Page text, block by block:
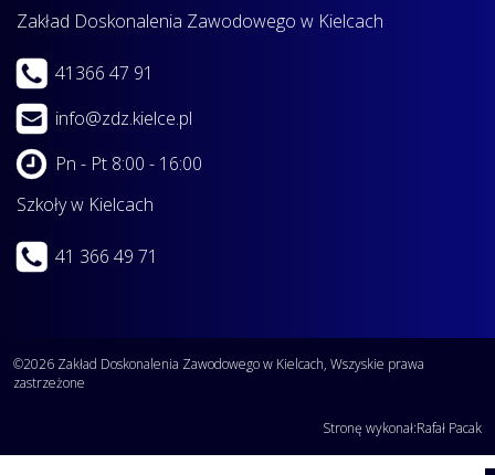
Zakład Doskonalenia Zawodowego w Kielcach
41366 47 91
info@zdz.kielce.pl
Pn - Pt 8:00 - 16:00
Szkoły w Kielcach
41 366 49 71
©2026 Zakład Doskonalenia Zawodowego w Kielcach, Wszyskie prawa
zastrzeżone
Stronę wykonał:Rafał Pacak